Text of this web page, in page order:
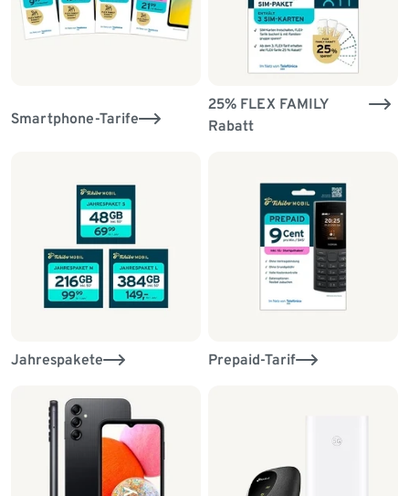
Smartphone-Tarife
25% FLEX FAMILY
Rabatt
Jahrespakete Prepaid-Tarif